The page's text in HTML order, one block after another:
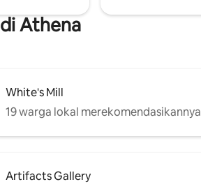
Athena
White's Mill
19 warga lokal merekomendasikannya
Artifacts Gallery